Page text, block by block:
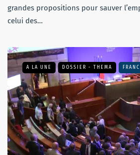
grandes propositions pour sauver
celui des…
A LA UNE DOSSIER - THEMA